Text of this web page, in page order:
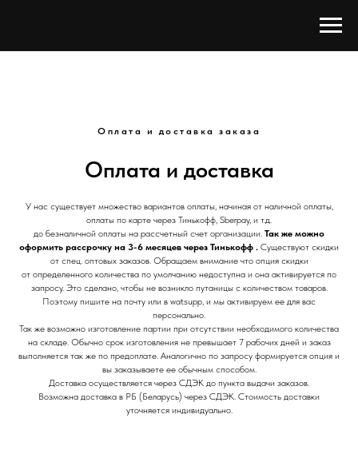
Оплата и доставка заказа
Оплата и доставка
У нас существует множество вариантов оплаты, начиная от наличной оплаты,
оплаты по карте через Тинькофф, Sberpay, и т.д.
до безналичной оплаты на рассчетный счет организации. Так же можно
оформить рассрочку на 3-6 месяцев через Тинькофф . Существуют скидки
от спец. оптовых заказов. Обращаем внимание что опция скидки
от определенного количества по умолчанию недоступна и она активируется по
запросу. Это сделано, чтобы не возникло путаницы с количеством товаров.
Поэтому пишите на почту или в watsupp, и мы активируем ее для вас
персонально.
Так же возможно изготовление партии при отсутствии необходимого количества
на складе. Обычно срок изготовления не превышает 7 рабочих дней и заказ
выполняется так же по предоплате. Аналогично по запросу формируется опция и
вы заказываете ее обычным способом.
Доставка осуществляется через СДЭК до пункта выдачи заказов.
Возможна доставка в РБ (Беларусь) через СДЭК. Стоимость доставки
уточняется индивидуально.